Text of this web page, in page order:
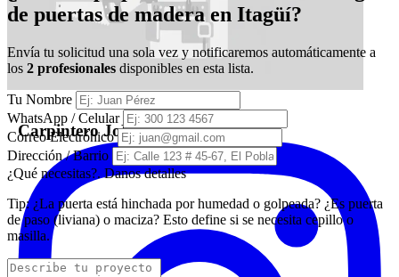
Carpintero JoEle
de puertas de madera en Itagüí?
Envía tu solicitud una sola vez y notificaremos automáticamente a
los 2 profesionales disponibles en esta lista.
Tu Nombre
WhatsApp / Celular
Correo Electrónico
Dirección / Barrio
¿Qué necesitas?. Danos detalles
Tip:¿La puerta está hinchada por humedad o golpeada? ¿Es puerta
de paso (liviana) o maciza? Esto define si se necesita cepillo o
masilla.